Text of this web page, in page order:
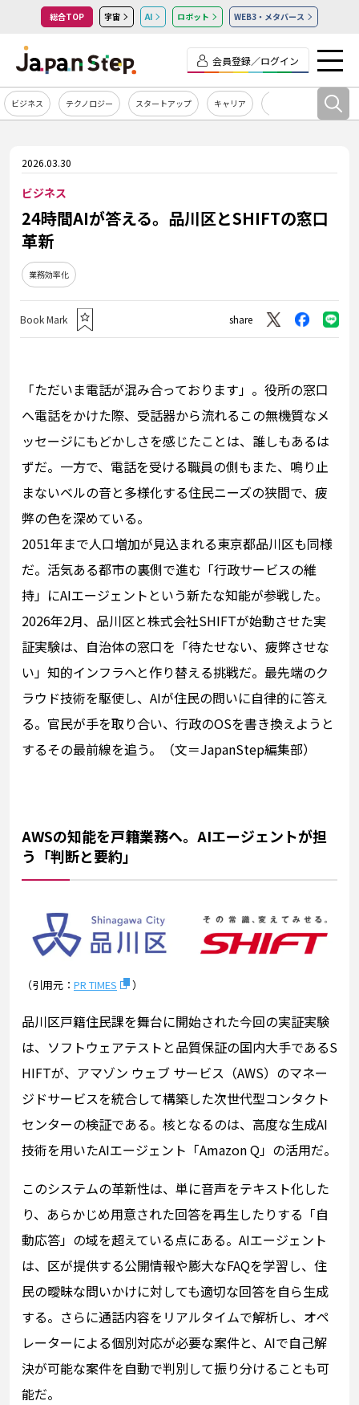
総合TOP 宇宙 AI ロボット WEB3・メタバース
会員登録／ログイン
ビジネス テクノロジー スタートアップ キャリア
2026.03.30
ビジネス
24時間AIが答える。品川区とSHIFTの窓口
革新
業務効率化
Book Mark share
「ただいま電話が混み合っております」。役所の窓口
へ電話をかけた際、受話器から流れるこの無機質なメ
ッセージにもどかしさを感じたことは、誰しもあるは
ずだ。一方で、電話を受ける職員の側もまた、鳴り止
まないベルの音と多様化する住民ニーズの狭間で、疲
弊の色を深めている。
2051年まで人口増加が見込まれる東京都品川区も同様
だ。活気ある都市の裏側で進む「行政サービスの維
持」にAIエージェントという新たな知能が参戦した。
2026年2月、品川区と株式会社SHIFTが始動させた実
証実験は、自治体の窓口を「待たせない、疲弊させな
い」知的インフラへと作り替える挑戦だ。最先端のク
ラウド技術を駆使し、AIが住民の問いに自律的に答え
る。官民が手を取り合い、行政のOSを書き換えようと
するその最前線を追う。（文＝JapanStep編集部）
AWSの知能を戸籍業務へ。AIエージェントが担
う「判断と要約」
（引用元： PR TIMES ）
品川区戸籍住民課を舞台に開始された今回の実証実験
は、ソフトウェアテストと品質保証の国内大手であるS
HIFTが、アマゾン ウェブ サービス（AWS）のマネー
ジドサービスを統合して構築した次世代型コンタクト
センターの検証である。核となるのは、高度な生成AI
技術を用いたAIエージェント「Amazon Q」の活用だ。
このシステムの革新性は、単に音声をテキスト化した
り、あらかじめ用意された回答を再生したりする「自
動応答」の域を超えている点にある。AIエージェント
は、区が提供する公開情報や膨大なFAQを学習し、住
民の曖昧な問いかけに対しても適切な回答を自ら生成
する。さらに通話内容をリアルタイムで解析し、オペ
レーターによる個別対応が必要な案件と、AIで自己解
決が可能な案件を自動で判別して振り分けることも可
能だ。